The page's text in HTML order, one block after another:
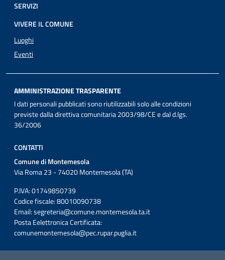
SERVIZI
VIVERE IL COMUNE
Luoghi
Eventi
AMMINISTRAZIONE TRASPARENTE
I dati personali pubblicati sono riutilizzabili solo alle condizioni
previste dalla direttiva comunitaria 2003/98/CE e dal d.lgs.
36/2006
CONTATTI
Comune di Montemesola
Via Roma 23 - 74020 Montemesola (TA)
P.IVA: 01749850739
Codice fiscale: 80010090738
Email:segreteria@comune.montemesola.ta.it
Posta Eelettronica Certificata:
comunemontemesola@pec.rupar.puglia.it